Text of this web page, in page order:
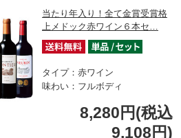
当たり年入り！全て金賞受賞格
上メドック赤ワイン６本セ…
タイプ：赤ワイン
味わい：フルボディ
8,280円(税込
9,108円)